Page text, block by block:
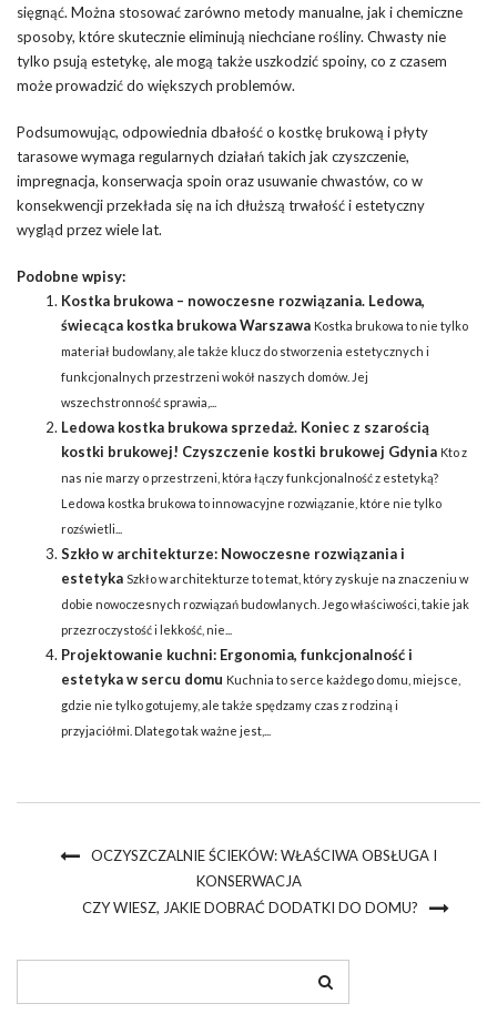
sięgnąć. Można stosować zarówno metody manualne, jak i chemiczne
sposoby, które skutecznie eliminują niechciane rośliny. Chwasty nie
tylko psują estetykę, ale mogą także uszkodzić spoiny, co z czasem
może prowadzić do większych problemów.
Podsumowując, odpowiednia dbałość o kostkę brukową i płyty
tarasowe wymaga regularnych działań takich jak czyszczenie,
impregnacja, konserwacja spoin oraz usuwanie chwastów, co w
konsekwencji przekłada się na ich dłuższą trwałość i estetyczny
wygląd przez wiele lat.
Podobne wpisy:
Kostka brukowa – nowoczesne rozwiązania. Ledowa,
świecąca kostka brukowa Warszawa Kostka brukowa to nie tylko
materiał budowlany, ale także klucz do stworzenia estetycznych i
funkcjonalnych przestrzeni wokół naszych domów. Jej
wszechstronność sprawia,...
Ledowa kostka brukowa sprzedaż. Koniec z szarością
kostki brukowej! Czyszczenie kostki brukowej Gdynia Kto z
nas nie marzy o przestrzeni, która łączy funkcjonalność z estetyką?
Ledowa kostka brukowa to innowacyjne rozwiązanie, które nie tylko
rozświetli...
Szkło w architekturze: Nowoczesne rozwiązania i
estetyka Szkło w architekturze to temat, który zyskuje na znaczeniu w
dobie nowoczesnych rozwiązań budowlanych. Jego właściwości, takie jak
przezroczystość i lekkość, nie...
Projektowanie kuchni: Ergonomia, funkcjonalność i
estetyka w sercu domu Kuchnia to serce każdego domu, miejsce,
gdzie nie tylko gotujemy, ale także spędzamy czas z rodziną i
przyjaciółmi. Dlatego tak ważne jest,...
OCZYSZCZALNIE ŚCIEKÓW: WŁAŚCIWA OBSŁUGA I
KONSERWACJA
CZY WIESZ, JAKIE DOBRAĆ DODATKI DO DOMU?